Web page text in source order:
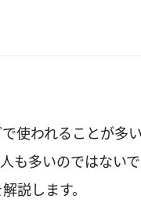
使われることが多
も多いのではない
説します。